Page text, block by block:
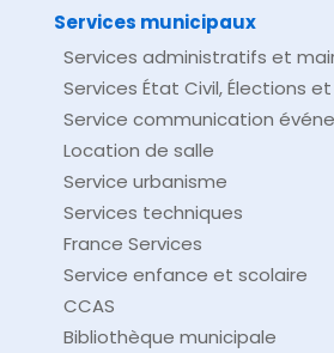
Services municipaux
Services administratifs et
Services État Civil, Élections
Service communication
Location de salle
Service urbanisme
Services techniques
France Services
Service enfance et scolaire
CCAS
Bibliothèque municipale